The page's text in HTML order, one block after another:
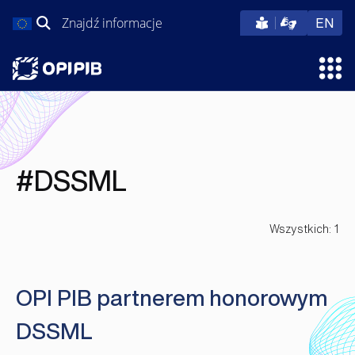
do
Szukaj: EN
#DSSML
Wszystkich: 1
OPI PIB partnerem honorowym
DSSML